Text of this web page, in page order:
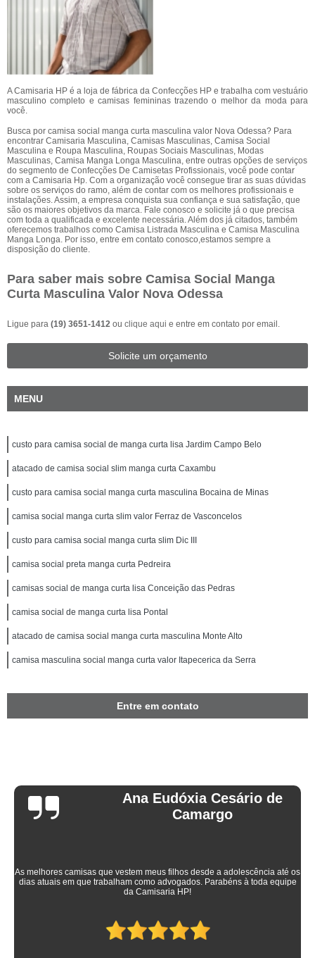
A Camisaria HP é a loja de fábrica da Confecções HP e trabalha com vestuário
masculino completo e camisas femininas trazendo o melhor da moda para
você.
Busca por camisa social manga curta masculina valor Nova Odessa? Para
encontrar Camisaria Masculina, Camisas Masculinas, Camisa Social
Masculina e Roupa Masculina, Roupas Sociais Masculinas, Modas
Masculinas, Camisa Manga Longa Masculina, entre outras opções de serviços
do segmento de Confecções De Camisetas Profissionais, você pode contar
com a Camisaria Hp. Com a organização você consegue tirar as suas dúvidas
sobre os serviços do ramo, além de contar com os melhores profissionais e
instalações. Assim, a empresa conquista sua confiança e sua satisfação, que
são os maiores objetivos da marca. Fale conosco e solicite já o que precisa
com toda a qualificada e excelente necessária. Além dos já citados, também
oferecemos trabalhos como Camisa Listrada Masculina e Camisa Masculina
Manga Longa. Por isso, entre em contato conosco,estamos sempre a
disposição do cliente.
Para saber mais sobre Camisa Social Manga
Curta Masculina Valor Nova Odessa
Ligue para (19) 3651-1412 ou clique aqui e entre em contato por email.
Solicite um orçamento
MENU
custo para camisa social de manga curta lisa Jardim Campo Belo
atacado de camisa social slim manga curta Caxambu
custo para camisa social manga curta masculina Bocaina de Minas
camisa social manga curta slim valor Ferraz de Vasconcelos
custo para camisa social manga curta slim Dic III
camisa social preta manga curta Pedreira
camisas social de manga curta lisa Conceição das Pedras
camisa social de manga curta lisa Pontal
atacado de camisa social manga curta masculina Monte Alto
camisa masculina social manga curta valor Itapecerica da Serra
Entre em contato
Ana Eudóxia Cesário de
Camargo
As melhores camisas que vestem meus filhos desde a adolescência até os
dias atuais em que trabalham como advogados. Parabéns à toda equipe
da Camisaria HP!